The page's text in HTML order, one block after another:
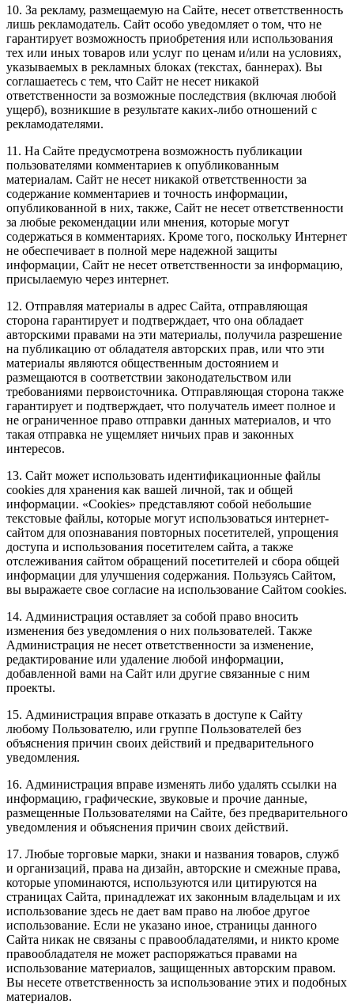
10. За рекламу, размещаемую на Сайте, несет ответственность
лишь рекламодатель. Сайт особо уведомляет о том, что не
гарантирует возможность приобретения или использования
тех или иных товаров или услуг по ценам и/или на условиях,
указываемых в рекламных блоках (текстах, баннерах). Вы
соглашаетесь с тем, что Сайт не несет никакой
ответственности за возможные последствия (включая любой
ущерб), возникшие в результате каких-либо отношений с
рекламодателями.
11. На Сайте предусмотрена возможность публикации
пользователями комментариев к опубликованным
материалам. Сайт не несет никакой ответственности за
содержание комментариев и точность информации,
опубликованной в них, также, Сайт не несет ответственности
за любые рекомендации или мнения, которые могут
содержаться в комментариях. Кроме того, поскольку Интернет
не обеспечивает в полной мере надежной защиты
информации, Сайт не несет ответственности за информацию,
присылаемую через интернет.
12. Отправляя материалы в адрес Сайта, отправляющая
сторона гарантирует и подтверждает, что она обладает
авторскими правами на эти материалы, получила разрешение
на публикацию от обладателя авторских прав, или что эти
материалы являются общественным достоянием и
размещаются в соответствии законодательством или
требованиями первоисточника. Отправляющая сторона также
гарантирует и подтверждает, что получатель имеет полное и
не ограниченное право отправки данных материалов, и что
такая отправка не ущемляет ничьих прав и законных
интересов.
13. Сайт может использовать идентификационные файлы
cookies для хранения как вашей личной, так и общей
информации. «Cookies» представляют собой небольшие
текстовые файлы, которые могут использоваться интернет-
сайтом для опознавания повторных посетителей, упрощения
доступа и использования посетителем сайта, а также
отслеживания сайтом обращений посетителей и сбора общей
информации для улучшения содержания. Пользуясь Сайтом,
вы выражаете свое согласие на использование Сайтом cookies.
14. Администрация оставляет за собой право вносить
изменения без уведомления о них пользователей. Также
Администрация не несет ответственности за изменение,
редактирование или удаление любой информации,
добавленной вами на Сайт или другие связанные с ним
проекты.
15. Администрация вправе отказать в доступе к Сайту
любому Пользователю, или группе Пользователей без
объяснения причин своих действий и предварительного
уведомления.
16. Администрация вправе изменять либо удалять ссылки на
информацию, графические, звуковые и прочие данные,
размещенные Пользователями на Сайте, без предварительного
уведомления и объяснения причин своих действий.
17. Любые торговые марки, знаки и названия товаров, служб
и организаций, права на дизайн, авторские и смежные права,
которые упоминаются, используются или цитируются на
страницах Сайта, принадлежат их законным владельцам и их
использование здесь не дает вам право на любое другое
использование. Если не указано иное, страницы данного
Сайта никак не связаны с правообладателями, и никто кроме
правообладателя не может распоряжаться правами на
использование материалов, защищенных авторским правом.
Вы несете ответственность за использование этих и подобных
материалов.